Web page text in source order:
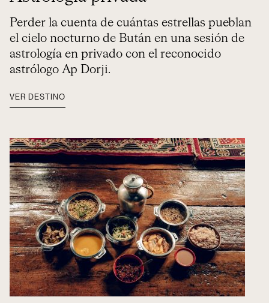
Perder la cuenta de cuántas estrellas pueblan
el cielo nocturno de Bután en una sesión de
astrología en privado con el reconocido
astrólogo Ap Dorji.
VER DESTINO